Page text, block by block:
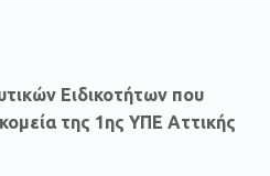
Ειδικοτήτων που
της 1ης ΥΠΕ Αττικής